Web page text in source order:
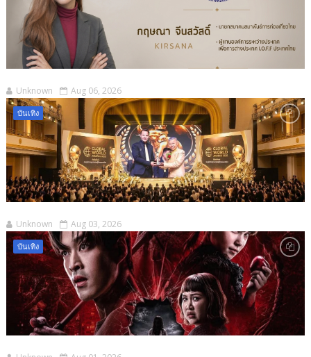
Unknown Aug 06, 2026
บันเทิง
Unknown Aug 03, 2026
บันเทิง